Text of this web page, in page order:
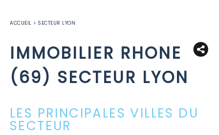
ACCUEIL > SECTEUR LYON
IMMOBILIER RHONE
(69) SECTEUR LYON
LES PRINCIPALES VILLES DU
SECTEUR